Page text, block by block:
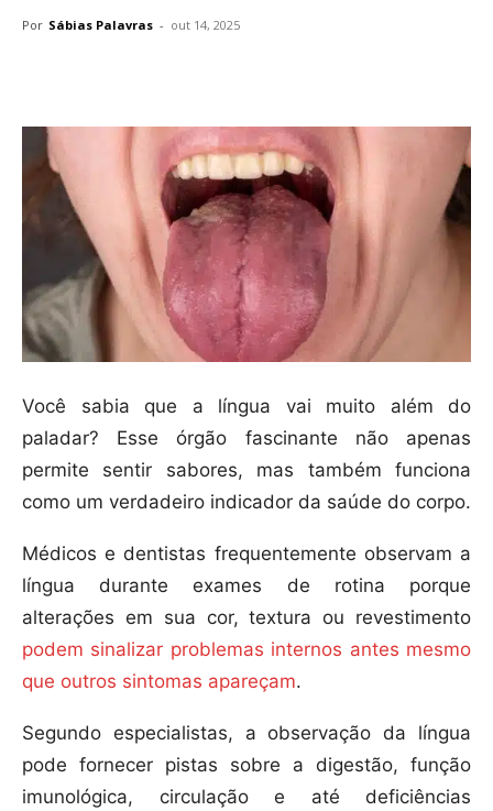
Por Sábias Palavras - out 14, 2025
Você sabia que a língua vai muito além do
paladar? Esse órgão fascinante não apenas
permite sentir sabores, mas também funciona
como um verdadeiro indicador da saúde do corpo.
Médicos e dentistas frequentemente observam a
língua durante exames de rotina porque
alterações em sua cor, textura ou revestimento
podem sinalizar problemas internos antes mesmo
que outros sintomas apareçam.
Segundo especialistas, a observação da língua
pode fornecer pistas sobre a digestão, função
imunológica, circulação e até deficiências